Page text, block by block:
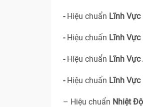
- Hiệu chuẩn Lĩnh
- Hiệu chuẩn Lĩnh Vực
- Hiệu chuẩn Lĩnh Vực
-Hiệu chuẩn Lĩnh Vực
– Hiệu chuẩn Nhiệt